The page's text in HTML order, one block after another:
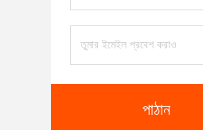
পাঠান